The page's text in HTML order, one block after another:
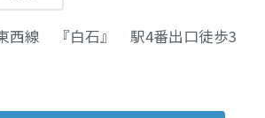
西線 『白石』 駅4番出口徒歩3